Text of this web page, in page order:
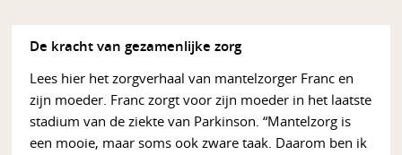
De kracht van gezamenlijke zorg
Lees hier het zorgverhaal van mantelzorger Franc en
zijn moeder. Franc zorgt voor zijn moeder in het laatste
stadium van de ziekte van Parkinson. “Mantelzorg is
een mooie, maar soms ook zware taak. Daarom ben ik